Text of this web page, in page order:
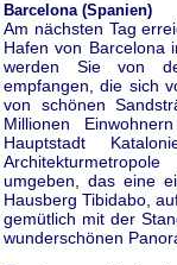
Barcelona (Spanien)
Am nächsten Tag
Hafen von Barcelona
werden Sie von
empfangen, die sich
von schönen
Millionen
Hauptstadt
umgeben, das eine
Hausberg Tibidabo,
gemütlich mit der
wunderschönen